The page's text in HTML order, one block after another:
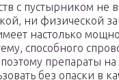
с пустырником не
ни физической
настолько
способного
препараты на
без опаски в